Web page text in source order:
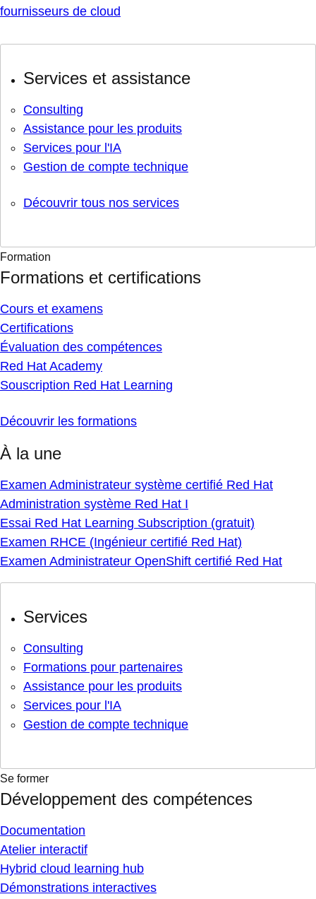
fournisseurs de cloud
Services et assistance
Consulting
Assistance pour les produits
Services pour l'IA
Gestion de compte technique
Découvrir tous nos services
Formation
Formations et certifications
Cours et examens
Certifications
Évaluation des compétences
Red Hat Academy
Souscription Red Hat Learning
Découvrir les formations
À la une
Examen Administrateur système certifié Red Hat
Administration système Red Hat I
Essai Red Hat Learning Subscription (gratuit)
Examen RHCE (Ingénieur certifié Red Hat)
Examen Administrateur OpenShift certifié Red Hat
Services
Consulting
Formations pour partenaires
Assistance pour les produits
Services pour l'IA
Gestion de compte technique
Se former
Développement des compétences
Documentation
Atelier interactif
Hybrid cloud learning hub
Démonstrations interactives